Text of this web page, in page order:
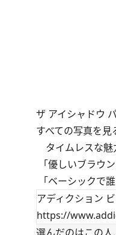
ザ アイシャドウ
すべての写真を見
タイムレスな魅
「優しいブラウ
「ベーシックで
アディクション
https://
選んだのはこの